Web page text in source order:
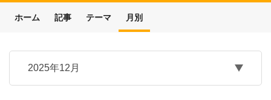
ホーム 記事 テーマ 月別